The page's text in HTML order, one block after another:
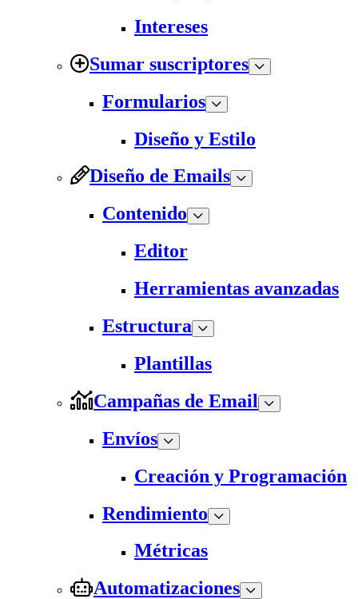
Intereses
Sumar suscriptores
Formularios
Diseño y Estilo
Diseño de Emails
Contenido
Editor
Herramientas avanzadas
Estructura
Plantillas
Campañas de Email
Envíos
Creación y Programación
Rendimiento
Métricas
Automatizaciones